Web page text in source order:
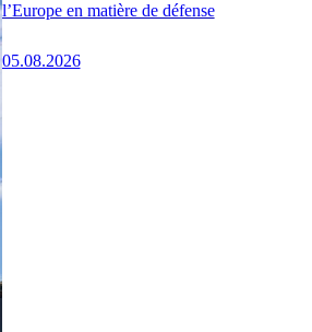
l’Europe en matière de défense
05.08.2026